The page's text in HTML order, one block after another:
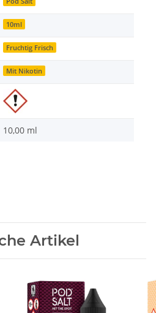
10ml
Fruchtig Frisch
Mit Nikotin
10,00 ml
Artikel